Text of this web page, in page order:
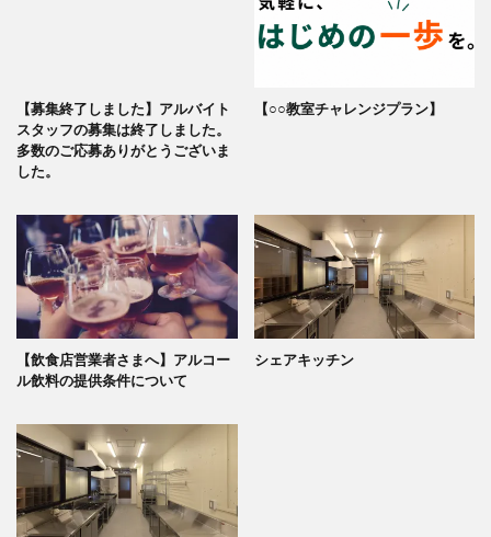
【募集終了しました】アルバイト
スタッフの募集は終了しました。
多数のご応募ありがとうございま
した。
【○○教室チャレンジプラン】
【飲食店営業者さまへ】アルコー
ル飲料の提供条件について
シェアキッチン